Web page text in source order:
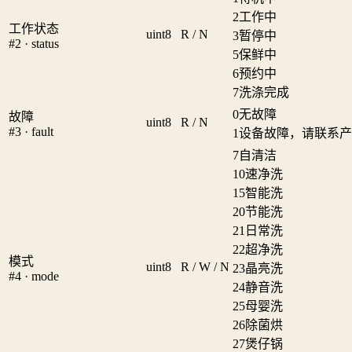
工作状态
#2 · status
uint8 R / N
2工作中
3暂停中
5保鲜中
6预约中
7洗涤完成
故障
#3 · fault
uint8 R / N
0无故障
1设备故障，请联系
模式
#4 · mode
uint8 R / W / N
7自清洁
10速净洗
15智能洗
20节能洗
21 日常洗
22超净洗
23晶亮洗
24静音洗
25母婴洗
26除菌烘
27煲仔锅